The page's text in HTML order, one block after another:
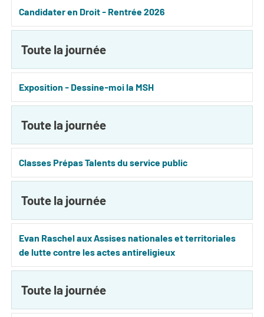
Candidater en Droit - Rentrée 2026
Toute la journée
Exposition - Dessine-moi la MSH
Toute la journée
Classes Prépas Talents du service public
Toute la journée
Evan Raschel aux Assises nationales et territoriales
de lutte contre les actes antireligieux
Toute la journée